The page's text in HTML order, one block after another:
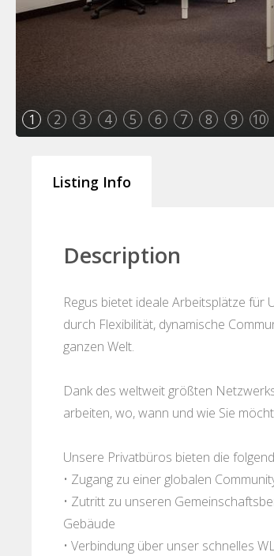
1 2 3 4 5 6 7 8 9 10
Listing Info
Description
Regus bietet ideale Arbeitsplätze
durch Flexibilität, dynamische
ganzen Welt.
Dank des weltweit größten
arbeiten, wo, wann und wie Sie
Unsere Privatbüros bieten die
• Zugang zu einer globalen
• Zutritt zu unseren
Gebäude
• Verbindung über unser schnelles